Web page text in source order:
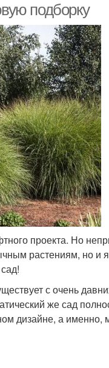
подборку
проекта. Но
растениям, но и
с очень
же сад
дизайне, а именно,